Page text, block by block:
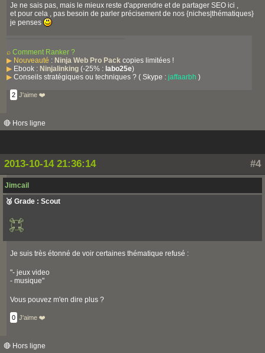
Je ne sais pas, mais le mieux reste d'apprendre et de partager SEO ici ,
et pour cela , pas besoin de parler précisement de nos {niches|thématiques}
je penses
⌕ Comment Ranker ?
▶ Nouveauté : Ninja Web Pro Pack copies limitées !
▶ Ebook : Ninjalinking (-25% : labo25e)
▶ Conseils stratégiques ou techniques ? ( Skype : jaffaarbh )
2 J'aime ❤️
🔴 Hors ligne
#4
2013-10-14 21:36:14
Jimcail
🥉 Grade : Scout
Je suis très étonné de voir certaines thématique refusé :
"- jeux video
- musique"
Vous pouvez m'en dire plus ?
0 J'aime ❤️
🔴 Hors ligne